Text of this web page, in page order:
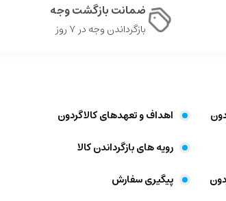
ضمانت بازگشت وجه
بازگرداندن وجه در ۷ روز
اهداف و تعهد‌های کالاگردون
رویه های بازگرداندن کالا
پیگیری سفارش